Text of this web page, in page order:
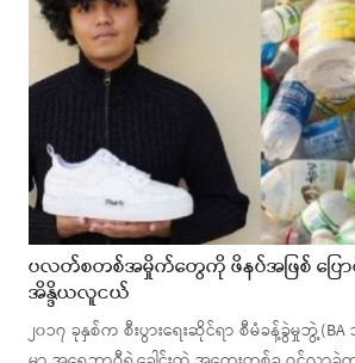
ပလတ်စတစ်အမှိုက်တွေကို ဖိနပ်အဖြစ် ပြော
အိန္ဒိယလူငယ်
၂၀၁၇ ခုနှစ်က စီးပွားရေးဆိုင်ရာ စီမံခန့်ခွဲမှုဘွဲ့(BA